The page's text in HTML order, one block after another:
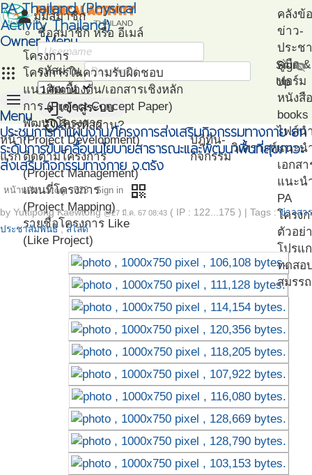
PA Thailand (Physical
Activity Thailand)
Owner Menu
apps
personมุมสมาชิก
ชื่อสมาชิก หรือ อีเมล์
รหัสผ่าน visibility_off
loginเข้าสู่ระบบ
restoreลืมรหัสผ่าน?
Sign
Up
menu
Menu
หน้า
แรก
โครงการ
โครงการในความรับผิดชอบ
แนวคิดเบื้องต้น/เอกสารเชิงหลัก
การ (Project Concept Paper)
พัฒนาโครงการ
(Project Development)
ติดตามโครงการ
(Project Management)
แผนที่โครงการ
(Project Mapping)
รายชื่อโครงการ Like
(Like Project)
ปฎิทิน-
กิจกรรม
วิเคราะห์
คลังข้
ข่าว-
ประช
คู่มือ
ฟอร์ม
หนังสื
books
ไฟล์น
แนะน
เอกสา
แนะน
PA
โครง
ตัวอย่
โปรแ
ทดสอ
สมรร
ประชุมการทำแผนงาน/โครงการส่งเสริมกิจกรรมทางกาย ยก
ระดับการขับเคลื่อนนโยบายสาธารณะและพัฒนาพื้นที่สุขภาวะ
ส่งเสริมกิจกรรมทางกาย จ.ตรัง
หน้าหลัก Story 523 Sign in qr_code
by Yuttipong Kaewtong @27 มี.ค. 67 08:43 ( IP : 122...175 ) Tags :ข่าวสา
ประชาสัมพันธ์ ,สไลด์